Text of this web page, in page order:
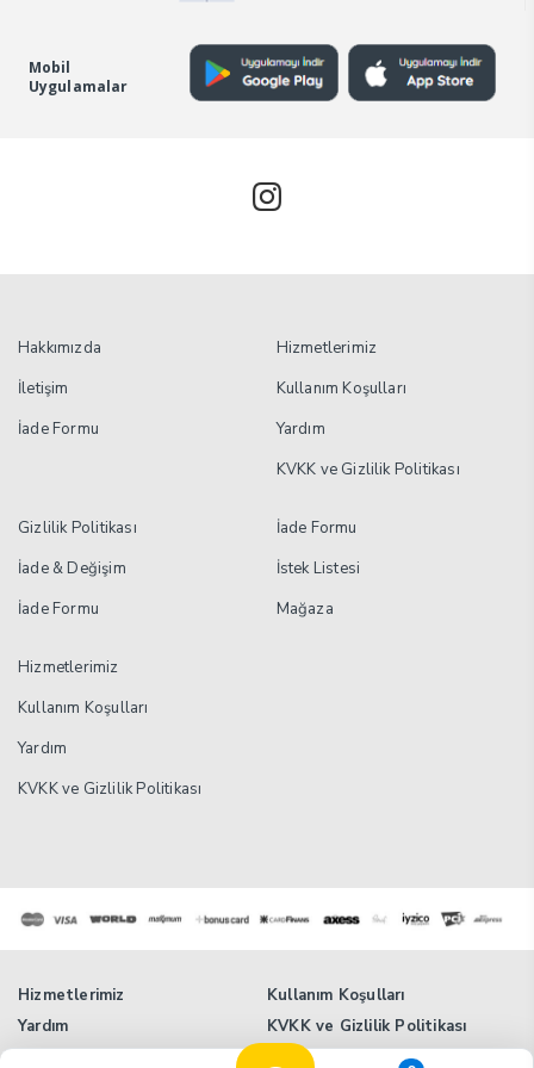
Mobil
Uygulamalar
Hakkımızda
İletişim
İade Formu
Hizmetlerimiz
Kullanım Koşulları
Yardım
KVKK ve Gizlilik Politikası
Gizlilik Politikası
İade & Değişim
İade Formu
İade Formu
İstek Listesi
Mağaza
Hizmetlerimiz
Kullanım Koşulları
Yardım
KVKK ve Gizlilik Politikası
Hizmetlerimiz
Kullanım Koşulları
Yardım
KVKK ve Gizlilik Politikası